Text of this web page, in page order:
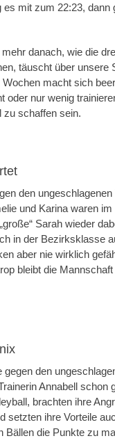
es mit zum 22:23,
danach, wie die
täuscht über
macht sich
oder nur wenig
zu schaffen sein.
den
und Karina waren
Sarah wieder
in der Bezirksklasse
aber nie wirklich
bleibt die
den
Annabell
brachten ihre
setzten ihre Vorteile
Bällen die Punkte zu